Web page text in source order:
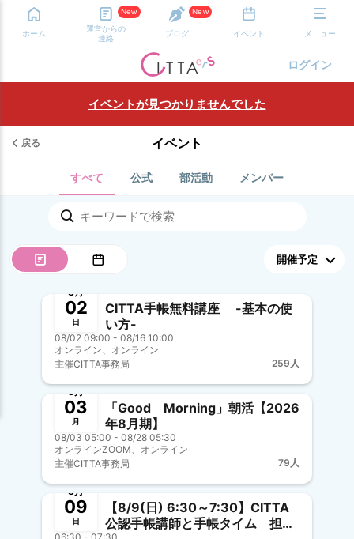
ホーム
New
運営からの
連絡
New
ブログ イベント メニュー
ログイン
イベントが見つかりませんでした
戻る イベント
すべて 公式 部活動 メンバー
開催中
8月
02
日
CITTA手帳無料講座 -基本の使
い方-
08/02 09:00 - 08/16 10:00
オンライン、オンライン
主催CITTA事務局 259人
開催中
8月
03
月
「Good Morning」朝活【2026
年8月期】
08/03 05:00 - 08/28 05:30
オンラインZOOM、オンライン
主催CITTA事務局 79人
募集中
8月
09
日
【8/9(日) 6:30～7:30】CITTA
公認手帳講師と手帳タイム 担